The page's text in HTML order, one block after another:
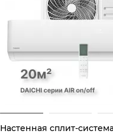
Настенная сплит-